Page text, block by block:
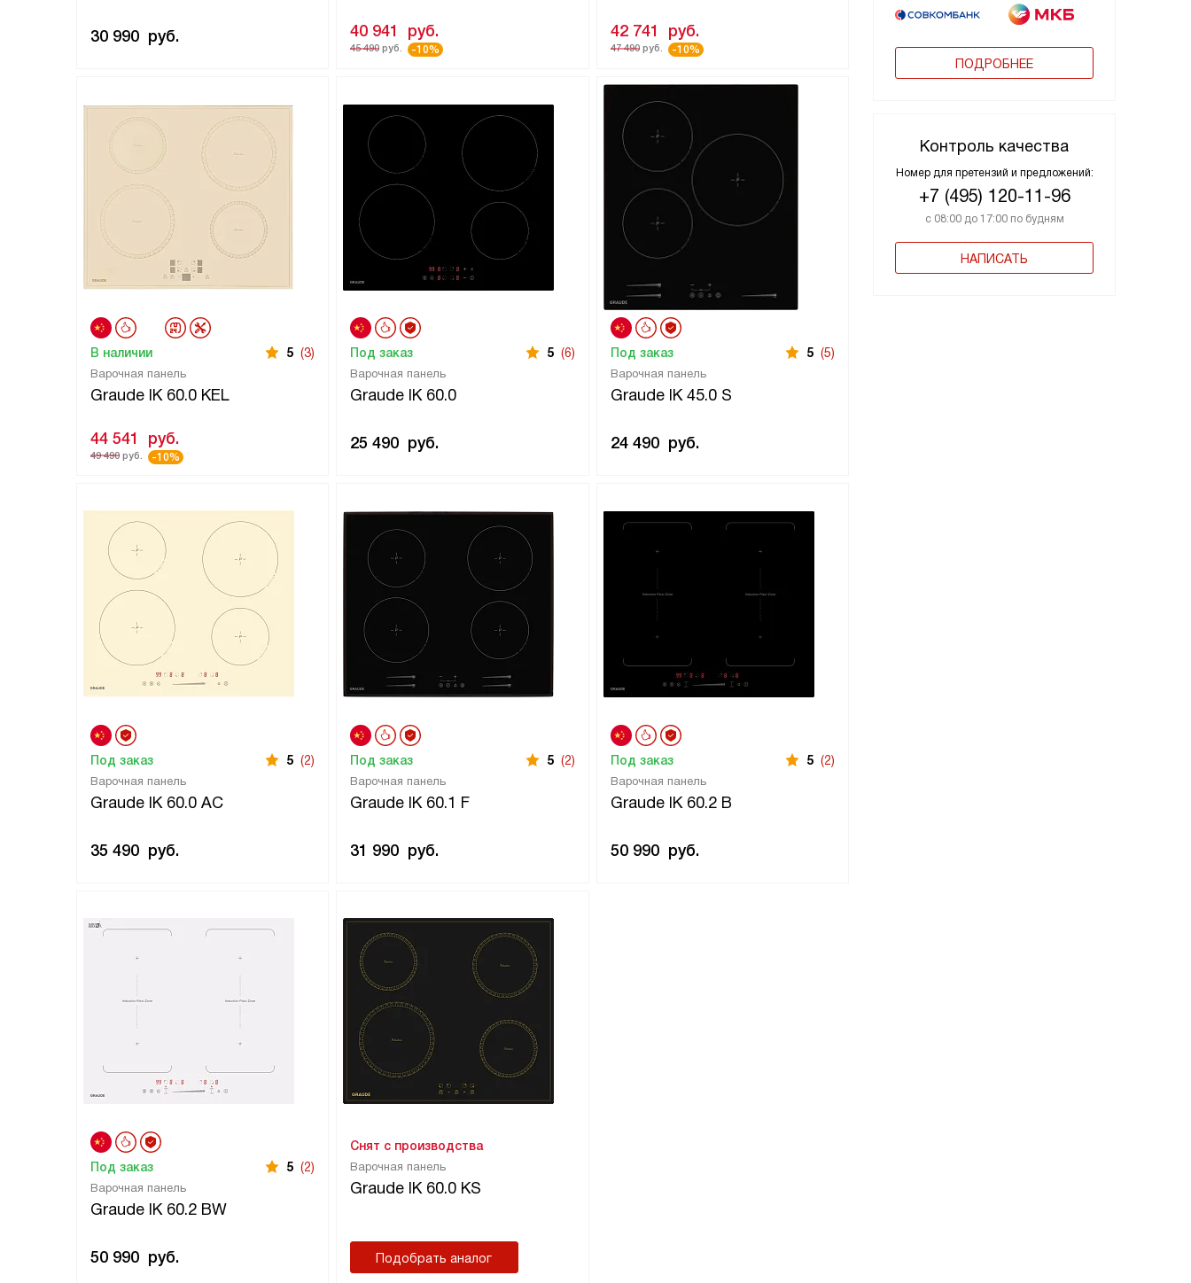
ПОДРОБНЕЕ
Контроль качества
Номер для претензий и предложений:
+7 (495) 120-11-96
с 08:00 до 17:00 по будням
НАПИСАТЬ
30 990 руб. 40 941 руб.
45 490 руб. -10%
42 741 руб.
47 490руб. -10%
Варочная панель
Graude IK 60.0 KEL
В наличии 5 (3)
44 541 руб.
49 490 руб. -10%
Варочная панель
Graude IK 60.0
Под заказ 5 (6)
25 490 руб.
Варочная панель
Graude IK 45.0 S
Под заказ 5 (5)
24 490 руб.
Варочная панель
Graude IK 60.0 AC
Под заказ 5 (2)
35 490 руб.
Варочная панель
Graude IK 60.1 F
Под заказ 5 (2)
31 990 руб.
Варочная панель
Graude IK 60.2 B
Под заказ 5 (2)
50 990 руб.
Варочная панель
Graude IK 60.2 BW
Под заказ 5 (2)
50 990 руб.
Варочная панель
Graude IK 60.0 KS
Снят с производства
Подобрать аналог